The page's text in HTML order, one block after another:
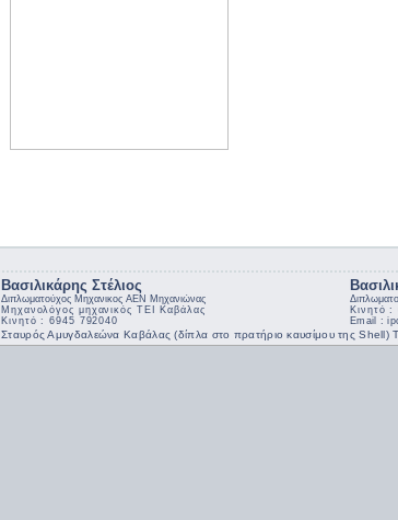
Βασιλικάρης Στέλιος
Διπλωματούχος Μηχανικος ΑΕΝ Μηχανιώνας
Μηχανολόγος μηχανικός ΤΕΙ Καβάλας
Κινητό : 6945 792040
Κινητό :
Email :
Σταυρός Αμυγδαλεώνα Καβάλας (δίπλα στο πρατήριο καυσίμου της